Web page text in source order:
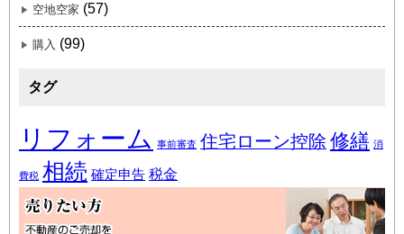
空地空家 (57)
購入 (99)
タグ
リフォーム 事前審査 住宅ローン控除 修繕 消
費税 相続 確定申告 税金